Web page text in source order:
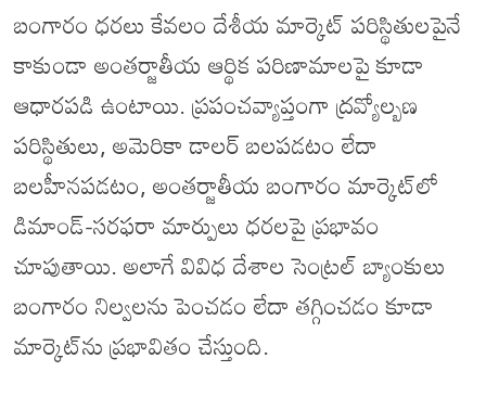
బంగారం ధరలు కేవలం దేశీయ మార్కెట్ పరిస్థితులపైనే
కాకుండా అంతర్జాతీయ ఆర్థిక పరిణామాలపై కూడా
ఆధారపడి ఉంటాయి. ప్రపంచవ్యాప్తంగా ద్రవ్యోల్బణ
పరిస్థితులు, అమెరికా డాలర్ బలపడటం లేదా
బలహీనపడటం, అంతర్జాతీయ బంగారం మార్కెట్‌లో
డిమాండ్-సరఫరా మార్పులు ధరలపై ప్రభావం
చూపుతాయి. అలాగే వివిధ దేశాల సెంట్రల్ బ్యాంకులు
బంగారం నిల్వలను పెంచడం లేదా తగ్గించడం కూడా
మార్కెట్‌ను ప్రభావితం చేస్తుంది.